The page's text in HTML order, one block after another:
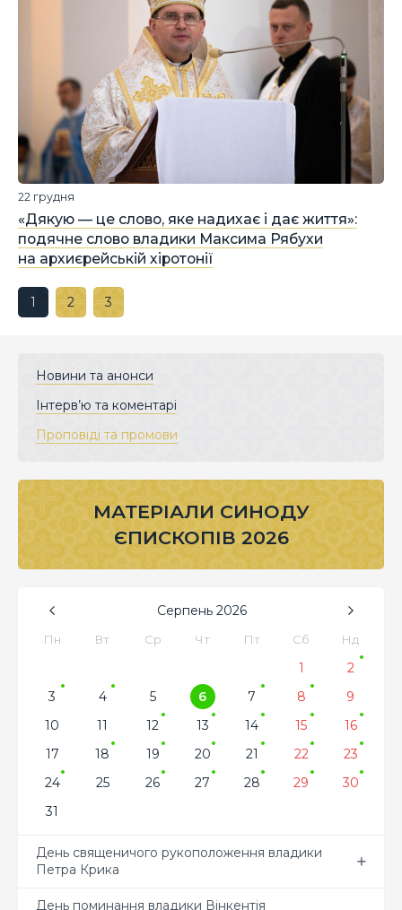
«Дякую — це слово, яке надихає і дає життя»:
подячне слово владики Максима Рябухи
на архиєрейській хіротонії
22 грудня
1 2 3
Новини та анонси
Інтерв’ю та коментарі
Проповіді та промови
МАТЕРІАЛИ СИНОДУ
ЄПИСКОПІВ 2026
Серпень 2026
Пн Вт Ср Чт Пт Сб Нд
1
2
3
4 5 6 7 8
9
10
11 12 13 14 15
16
17
18 19 20 21 22
23
24
25 26 27 28 29
30
31
День священичого рукоположення владики
Петра Крика
День поминання владики Вінкентія